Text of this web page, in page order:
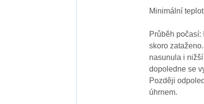
Minimální
Průběh
skoro
nasunula i
dopoledne se
Později
úhrnem.